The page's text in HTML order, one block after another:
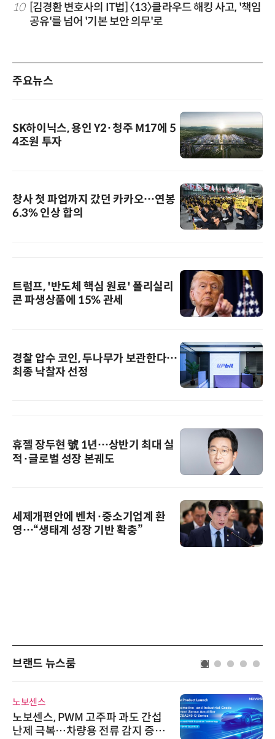
10
[김경환 변호사의 IT법] 〈13〉클라우드 해킹 사고, '책임
공유'를 넘어 '기본 보안 의무'로
주요뉴스
SK하이닉스, 용인 Y2·청주 M17에 5
4조원 투자
창사 첫 파업까지 갔던 카카오…연봉
6.3% 인상 합의
트럼프, '반도체 핵심 원료' 폴리실리
콘 파생상품에 15% 관세
경찰 압수 코인, 두나무가 보관한다…
최종 낙찰자 선정
휴젤 장두현 號 1년…상반기 최대 실
적·글로벌 성장 본궤도
세제개편안에 벤처·중소기업계 환
영…“생태계 성장 기반 확충”
브랜드 뉴스룸
노보센스
노보센스, PWM 고주파 과도 간섭
난제 극복…차량용 전류 감지 증폭